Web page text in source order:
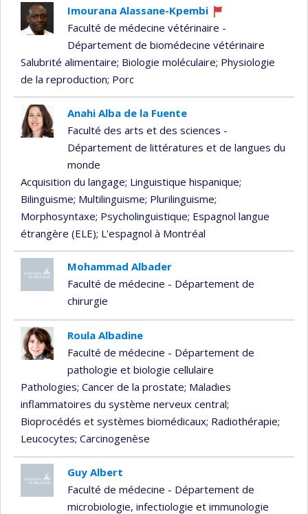
Imourana Alassane-Kpembi
Ce
professeur
recrute
Faculté de médecine vétérinaire -
Département de biomédecine vétérinaire
Salubrité alimentaire; Biologie moléculaire; Physiologie
de la reproduction; Porc
Anahi Alba de la Fuente
Faculté des arts et des sciences -
Département de littératures et de langues du
monde
Acquisition du langage; Linguistique hispanique;
Bilinguisme; Multilinguisme; Plurilinguisme;
Morphosyntaxe; Psycholinguistique; Espagnol langue
étrangère (ELE); L'espagnol à Montréal
Mohammad Albader
Faculté de médecine - Département de
chirurgie
Roula Albadine
Faculté de médecine - Département de
pathologie et biologie cellulaire
Pathologies; Cancer de la prostate; Maladies
inflammatoires du système nerveux central;
Bioprocédés et systèmes biomédicaux; Radiothérapie;
Leucocytes; Carcinogenèse
Guy Albert
Faculté de médecine - Département de
microbiologie, infectiologie et immunologie